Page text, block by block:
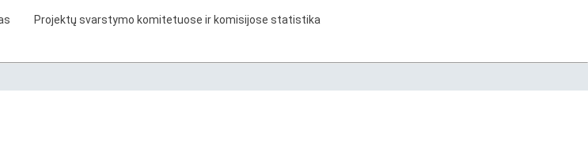
Projektų svarstymo komitetuose ir komisijose statistika